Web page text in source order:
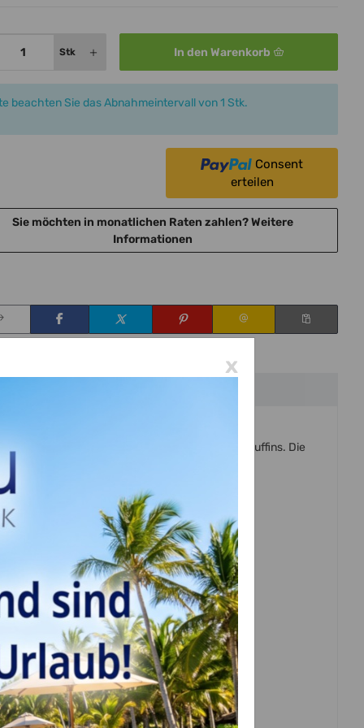
Stk In den Warenkorb
beachten Sie das Abnahmeintervall von 1 Stk.
Consent
erteilen
Sie möchten in monatlichen Raten zahlen?Weitere
Informationen
und Transportieren von Cupcakes und Muffins. Die
oder 15 Mini Cupcakes.
x